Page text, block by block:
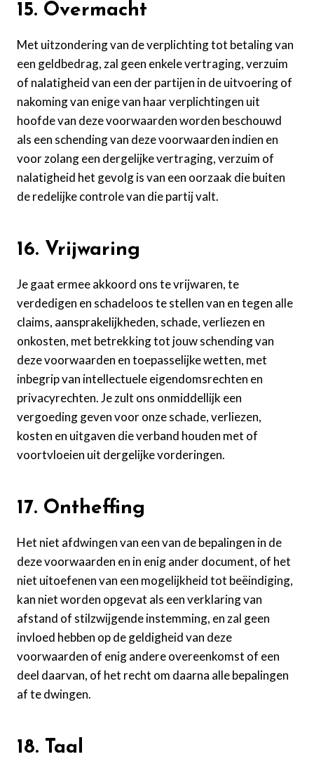
15. Overmacht
Met uitzondering van de verplichting tot betaling van
een geldbedrag, zal geen enkele vertraging, verzuim
of nalatigheid van een der partijen in de uitvoering of
nakoming van enige van haar verplichtingen uit
hoofde van deze voorwaarden worden beschouwd
als een schending van deze voorwaarden indien en
voor zolang een dergelijke vertraging, verzuim of
nalatigheid het gevolg is van een oorzaak die buiten
de redelijke controle van die partij valt.
16. Vrijwaring
Je gaat ermee akkoord ons te vrijwaren, te
verdedigen en schadeloos te stellen van en tegen alle
claims, aansprakelijkheden, schade, verliezen en
onkosten, met betrekking tot jouw schending van
deze voorwaarden en toepasselijke wetten, met
inbegrip van intellectuele eigendomsrechten en
privacyrechten. Je zult ons onmiddellijk een
vergoeding geven voor onze schade, verliezen,
kosten en uitgaven die verband houden met of
voortvloeien uit dergelijke vorderingen.
17. Ontheffing
Het niet afdwingen van een van de bepalingen in de
deze voorwaarden en in enig ander document, of het
niet uitoefenen van een mogelijkheid tot beëindiging,
kan niet worden opgevat als een verklaring van
afstand of stilzwijgende instemming, en zal geen
invloed hebben op de geldigheid van deze
voorwaarden of enig andere overeenkomst of een
deel daarvan, of het recht om daarna alle bepalingen
af te dwingen.
18. Taal